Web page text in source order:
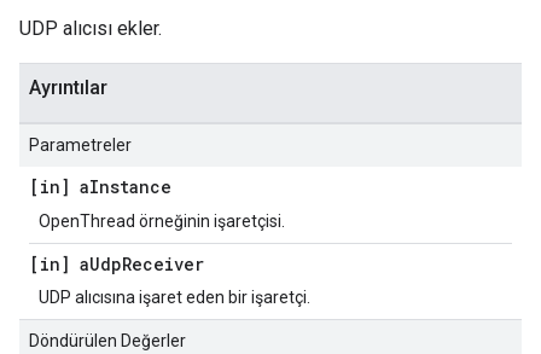
UDP alıcısı ekler.
Ayrıntılar
Parametreler
[in] aInstance
OpenThread örneğinin işaretçisi.
[in] aUdpReceiver
UDP alıcısına işaret eden bir işaretçi.
Döndürülen Değerler